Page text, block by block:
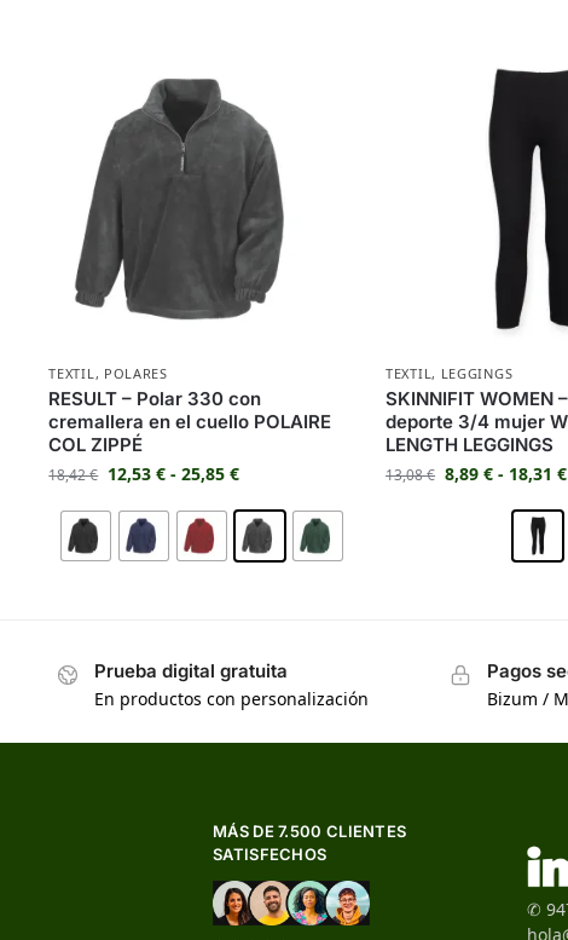
TEXTIL, POLARES
RESULT – Polar 330 con
cremallera en el cuello POLAIRE
COL ZIPPÉ
18,42€ 12,53€ - 25,85€
TEXTIL, LEGGINGS
SKINNIFIT WOMEN
deporte 3/4 mujer
LENGTH LEGGINGS
13,08€ 8,89€ - 18,31€
Prueba digital gratuita
En productos con personalización
Pagos
Bizum /
MÁS DE 7.500 CLIENTES
SATISFECHOS
✆